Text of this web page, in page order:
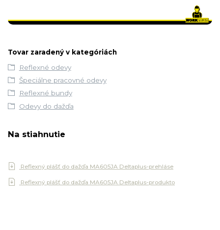
Tovar zaradený v kategóriách
Reflexné odevy
Špeciálne pracovné odevy
Reflexné bundy
Odevy do dažďa
Na stiahnutie
Reflexný plášť do dažďa MA605JA Deltaplus-prehláse
Reflexný plášť do dažďa MA605JA Deltaplus-produkto